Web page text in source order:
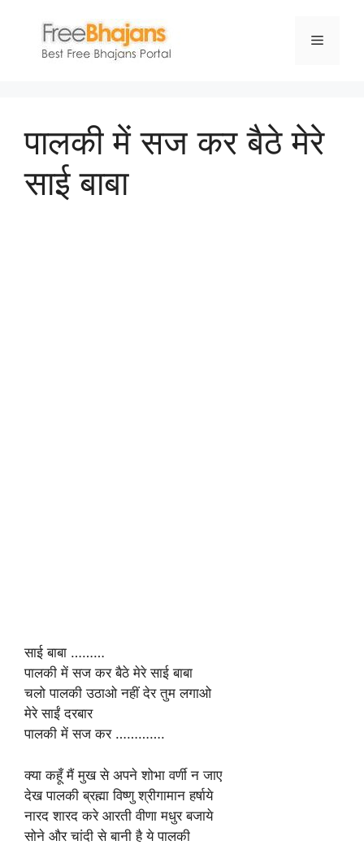
content
Menu
पालकी में सज कर बैठे मेरे
साई बाबा
साई बाबा ………
पालकी में सज कर बैठे मेरे साई बाबा
चलो पालकी उठाओ नहीं देर तुम लगाओ
मेरे साईं दरबार
पालकी में सज कर ………….
क्या कहूँ मैं मुख से अपने शोभा वर्णी न जाए
देख पालकी ब्रह्मा विष्णु श्रीगामान हर्षाये
नारद शारद करे आरती वीणा मधुर बजाये
सोने और चांदी से बानी है ये पालकी